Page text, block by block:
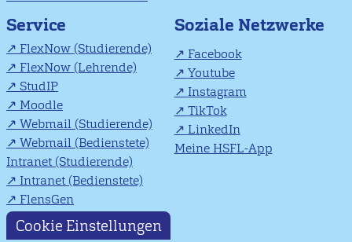
Service
FlexNow (Studierende)
FlexNow (Lehrende)
StudIP
Moodle
Webmail (Studierende)
Webmail (Bedienstete)
Intranet (Studierende)
Intranet (Bedienstete)
FlensGen
Soziale Netzwerke
Facebook
Youtube
Instagram
TikTok
LinkedIn
Meine HSFL-App
Cookie Einstellungen